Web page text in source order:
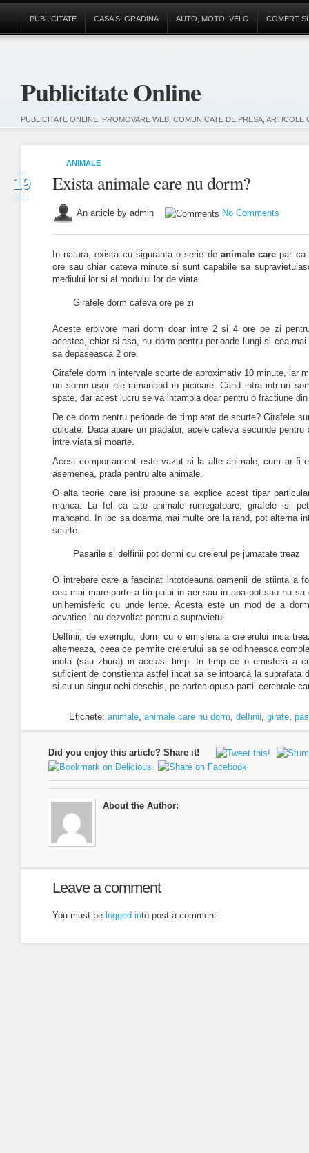
Publicitate Online
PUBLICITATE ONLINE, PROMOVARE WEB, COMUNICATE DE PRESA,
PUBLICITATE CASA SI GRADINA AUTO, MOTO, VELO COMERT
ian.
19
2021
ANIMALE
Exista animale care nu dorm?
An article by admin No Comments
In natura, exista cu siguranta o serie de animale care par ca
ore sau chiar cateva minute si sunt capabile sa
mediului lor si al modului lor de viata.
Girafele dorm cateva ore pe zi
Aceste erbivore mari dorm doar intre 2 si 4 ore pe zi
acestea, chiar si asa, nu dorm pentru perioade lungi si cea
sa depaseasca 2 ore.
Girafele dorm in intervale scurte de aproximativ 10 minute, iar
un somn usor ele ramanand in picioare. Cand intra intr-un
spate, dar acest lucru se va intampla doar pentru o fractiune
De ce dorm pentru perioade de timp atat de scurte? Girafele
culcate. Daca apare un pradator, acele cateva secunde
intre viata si moarte.
Acest comportament este vazut si la alte animale, cum ar fi
asemenea, prada pentru alte animale.
O alta teorie care isi propune sa explice acest tipar
manca. La fel ca alte animale rumegatoare, girafele isi
mancand. In loc sa doarma mai multe ore la rand, pot alterna
scurte.
Pasarile si delfinii pot dormi cu creierul pe jumatate treaz
O intrebare care a fascinat intotdeauna oamenii de stiinta a
cea mai mare parte a timpului in aer sau in apa pot sau nu sa
unihemisferic cu unde lente.Acesta este un mod de a
acvatice l-au dezvoltat pentru a supravietui.
Delfinii, de exemplu, dorm cu o emisfera a creierului inca
alterneaza, ceea ce permite creierului sa se odihneasca
inota (sau zbura) in acelasi timp. In timp ce o emisfera a
suficient de constienta astfel incat sa se intoarca la suprafata
si cu un singur ochi deschis, pe partea opusa partii cerebrale
Etichete: animale, animale care nu dorm, delfinii, girafe,
Did you enjoy this article? Share it!
About the Author:
Leave a comment
You must be logged into post a comment.